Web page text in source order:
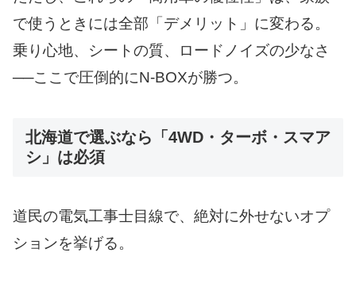
で使うときには全部「デメリット」に変わる。
乗り心地、シートの質、ロードノイズの少なさ
──ここで圧倒的にN-BOXが勝つ。
北海道で選ぶなら「4WD・ターボ・スマア
シ」は必須
道民の電気工事士目線で、絶対に外せないオプ
ションを挙げる。